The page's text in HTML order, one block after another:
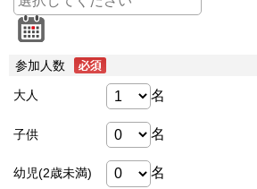
参加人数
大人 名
子供 名
幼児(2歳未満) 名